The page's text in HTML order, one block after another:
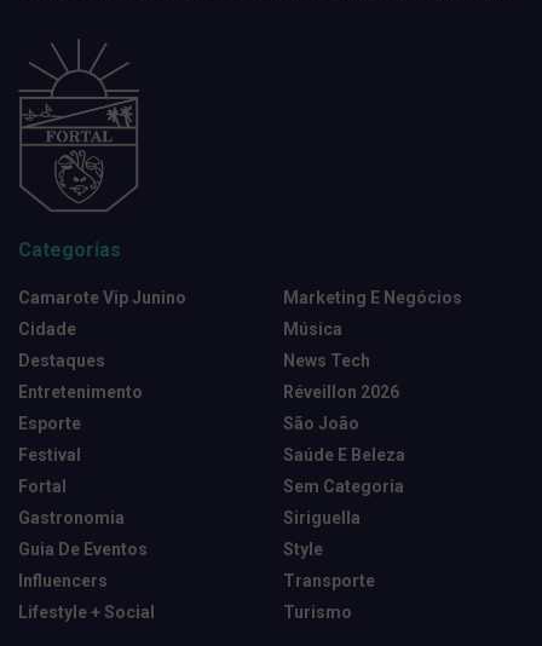
Categorias
Camarote Vip Junino
Cidade
Destaques
Entretenimento
Esporte
Festival
Fortal
Gastronomia
Guia De Eventos
Influencers
Lifestyle + Social
Marketing E Negócios
Música
News Tech
Réveillon 2026
São João
Saúde E Beleza
Sem Categoria
Siriguella
Style
Transporte
Turismo